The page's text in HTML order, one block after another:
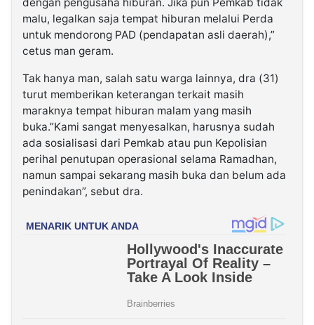
malu, legalkan saja tempat hiburan melalui Perda
untuk mendorong PAD (pendapatan asli daerah),”
cetus man geram.
Tak hanya man, salah satu warga lainnya, dra (31)
turut memberikan keterangan terkait masih
maraknya tempat hiburan malam yang masih
buka.”Kami sangat menyesalkan, harusnya sudah
ada sosialisasi dari Pemkab atau pun Kepolisian
perihal penutupan operasional selama Ramadhan,
namun sampai sekarang masih buka dan belum ada
penindakan”, sebut dra.